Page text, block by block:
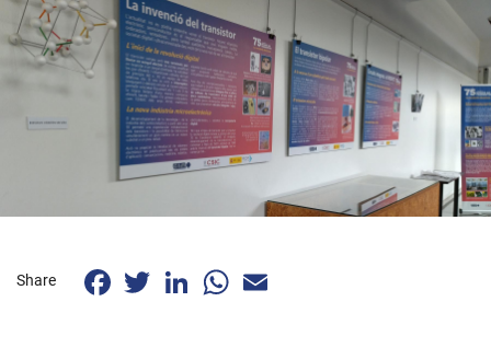
Share FacebookTwitterLinkedInWhatsApp